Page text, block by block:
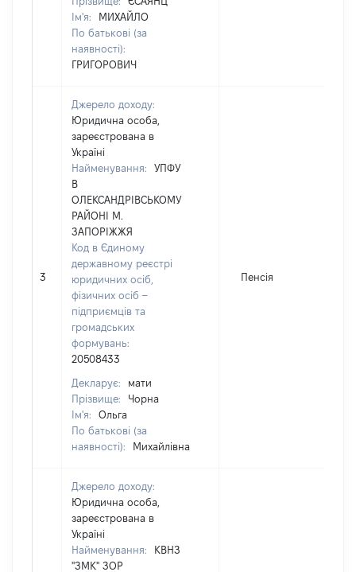
Ім'я:
МИХАЙЛО
По батькові (за
наявності):
ГРИГОРОВИЧ
3
Джерело доходу:
Юридична особа,
зареєстрована в
Україні
Найменування:
УПФУ
В
ОЛЕКСАНДРІВСЬКОМУ
РАЙОНІ М.
ЗАПОРІЖЖЯ
Код в Єдиному
державному реєстрі
юридичних осіб,
фізичних осіб –
підприємців та
громадських
формувань:
20508433
Декларує:
мати
Прізвище:
Чорна
Ім'я:
Ольга
По батькові (за
наявності):
Михайлівна
Пенсія
Джерело доходу:
Юридична особа,
зареєстрована в
Україні
Найменування:
КВНЗ
"ЗМК" ЗОР